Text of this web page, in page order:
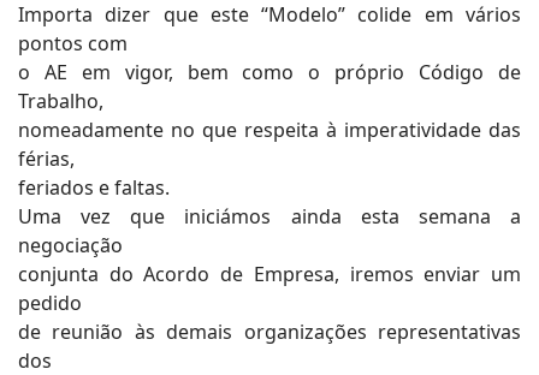
Importa dizer que este “Modelo” colide em vários
pontos com
o AE em vigor, bem como o próprio Código de
Trabalho,
nomeadamente no que respeita à imperatividade das
férias,
feriados e faltas.
Uma vez que iniciámos ainda esta semana a
negociação
conjunta do Acordo de Empresa, iremos enviar um
pedido
de reunião às demais organizações representativas
dos